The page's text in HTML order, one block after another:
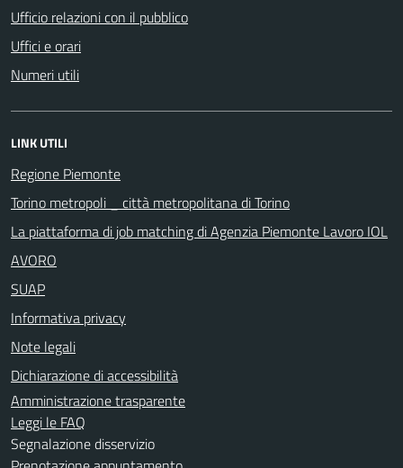
Ufficio relazioni con il pubblico
Uffici e orari
Numeri utili
LINK UTILI
Regione Piemonte
Torino metropoli _ città metropolitana di Torino
La piattaforma di job matching di Agenzia Piemonte Lavoro IOL
AVORO
SUAP
Informativa privacy
Note legali
Dichiarazione di accessibilità
Amministrazione trasparente
Leggi le FAQ
Segnalazione disservizio